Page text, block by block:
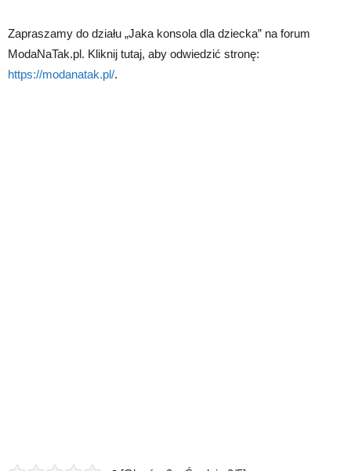
Zapraszamy do działu „Jaka konsola dla dziecka” na forum
ModaNaTak.pl. Kliknij tutaj, aby odwiedzić stronę:
https://modanatak.pl/.